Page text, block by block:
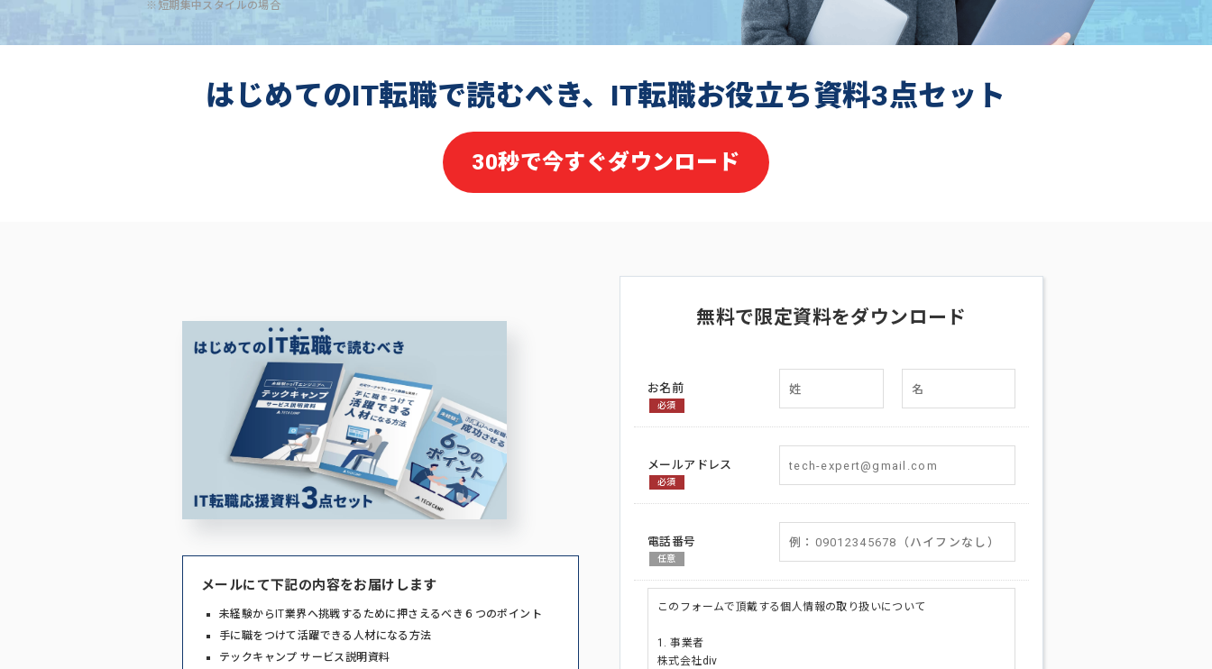
※短期集中スタイルの場合
はじめてのIT転職で読むべき、IT転職お役立ち資料3点セット
30秒で今すぐダウンロード
メールにて下記の内容をお届けします
未経験からIT業界へ挑戦するために押さえるべき６つのポイント
手に職をつけて活躍できる人材になる方法
テックキャンプ サービス説明資料
無料で限定資料をダウンロード
お名前
必須
メールアドレス
必須
電話番号
任意
このフォームで頂戴する個人情報の取り扱いについて
1. 事業者
株式会社div